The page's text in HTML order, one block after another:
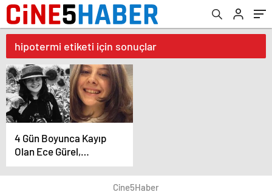
hipotermi etiketi için sonuçlar
4 Gün Boyunca Kayıp
Olan Ece Gürel,
Hipotermi Nedeniyle
Yaşamını Yitirdi
Cine5Haber